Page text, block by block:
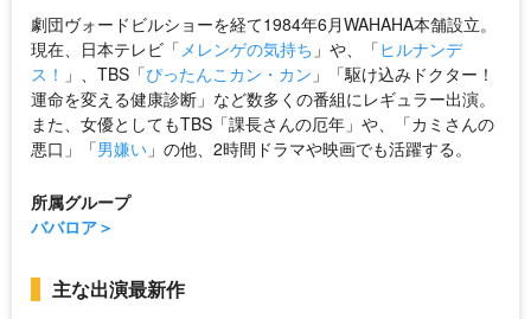
劇団ヴォードビルショーを経て1984年6月WAHAHA本舗設立。
現在、日本テレビ「メレンゲの気持ち 」や、「ヒルナンデ
ス！ 」、TBS「ぴったんこカン・カン 」「駆け込みドクター！
運命を変える健康診断」など数多くの番組にレギュラー出演。
また、女優としてもTBS「課長さんの厄年」や、「カミさんの
悪口」「男嫌い 」の他、2時間ドラマや映画でも活躍する。
所属グループ
ババロア
主な出演最新作